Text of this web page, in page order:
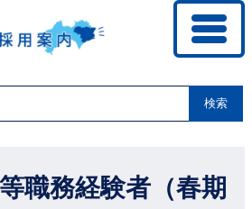
検索
職務経験者（春期